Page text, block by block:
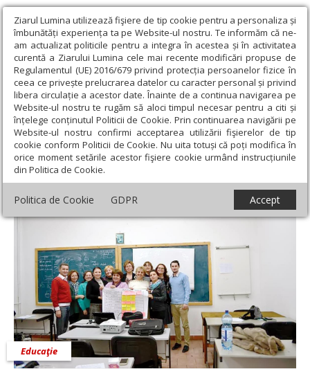
Ziarul Lumina utilizează fişiere de tip cookie pentru a personaliza și
îmbunătăți experiența ta pe Website-ul nostru. Te informăm că ne-
am actualizat politicile pentru a integra în acestea și în activitatea
curentă a Ziarului Lumina cele mai recente modificări propuse de
Regulamentul (UE) 2016/679 privind protecția persoanelor fizice în
ceea ce privește prelucrarea datelor cu caracter personal și privind
libera circulație a acestor date. Înainte de a continua navigarea pe
Website-ul nostru te rugăm să aloci timpul necesar pentru a citi și
înțelege conținutul Politicii de Cookie. Prin continuarea navigării pe
Website-ul nostru confirmi acceptarea utilizării fişierelor de tip
cookie conform Politicii de Cookie. Nu uita totuși că poți modifica în
orice moment setările acestor fişiere cookie urmând instrucțiunile
din Politica de Cookie.
Politica de Cookie GDPR Accept
Ziarul Lumina › Educaţie și Cultură › Educaţie › O viziune
pozitiv-creativă
O viziune pozitiv-creativă
Educaţie